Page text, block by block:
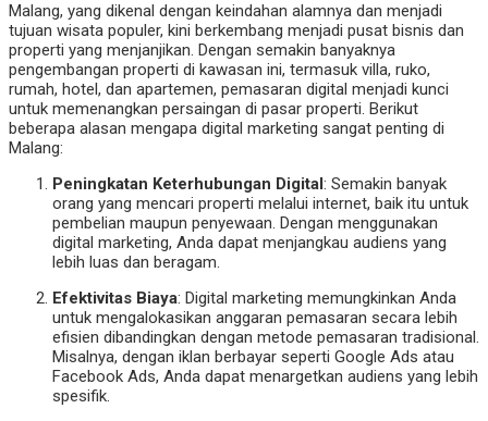
Malang, yang dikenal dengan keindahan alamnya dan menjadi
tujuan wisata populer, kini berkembang menjadi pusat bisnis dan
properti yang menjanjikan. Dengan semakin banyaknya
pengembangan properti di kawasan ini, termasuk villa, ruko,
rumah, hotel, dan apartemen, pemasaran digital menjadi kunci
untuk memenangkan persaingan di pasar properti. Berikut
beberapa alasan mengapa digital marketing sangat penting di
Malang:
Peningkatan Keterhubungan Digital : Semakin banyak
orang yang mencari properti melalui internet, baik itu untuk
pembelian maupun penyewaan. Dengan menggunakan
digital marketing, Anda dapat menjangkau audiens yang
lebih luas dan beragam.
Efektivitas Biaya: Digital marketing memungkinkan Anda
untuk mengalokasikan anggaran pemasaran secara lebih
efisien dibandingkan dengan metode pemasaran tradisional.
Misalnya, dengan iklan berbayar seperti Google Ads atau
Facebook Ads, Anda dapat menargetkan audiens yang lebih
spesifik.